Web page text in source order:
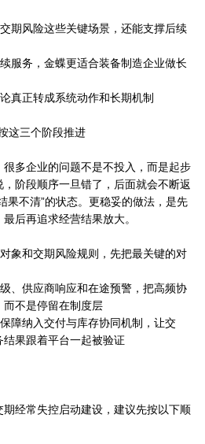
期风险这些关键场景，还能支撑后续
服务，金蝶更适合装备制造企业做长
真正转成系统动作和长期机制
这三个阶段推进
多企业的问题不是不投入，而是起步
阶段顺序一旦错了，后面就会不断返
果不清”的状态。更稳妥的做法，是先
后再追求经营结果放大。
象和交期风险规则，先把最关键的对
、供应商响应和在途预警，把高频协
而不是停留在制度层
障纳入交付与库存协同机制，让交
果跟着平台一起被验证
经常失控启动建设，建议先按以下顺